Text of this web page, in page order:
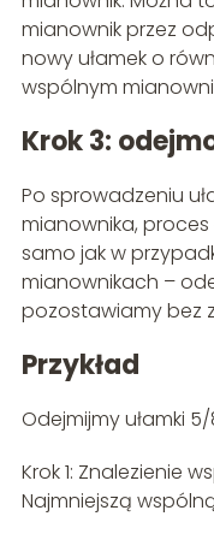
mianownik przez
nowy ułamek o
wspólnym
Krok 3:
Po sprowadzeniu
mianownika,
samo jak w
mianownikach –
pozostawiamy bez
Przykład
Odejmijmy ułamki 5/
Krok 1: Znalezienie
Najmniejszą